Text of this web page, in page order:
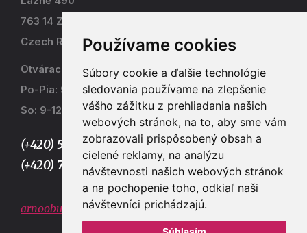
Používame cookies
Súbory cookie a ďalšie technológie
sledovania používame na zlepšenie
vášho zážitku z prehliadania našich
webových stránok, na to, aby sme vám
zobrazovali prispôsobený obsah a
cielené reklamy, na analýzu
návštevnosti našich webových stránok
a na pochopenie toho, odkiaľ naši
návštevníci prichádzajú.
763 14 Zlín - Kostelec
Czech Republic
Otváracia doba
Po-Pia: 9-17
So: 9-12
(+420) 577 915 036,
(+420) 773 667 390
arnoobuv@gmail.com